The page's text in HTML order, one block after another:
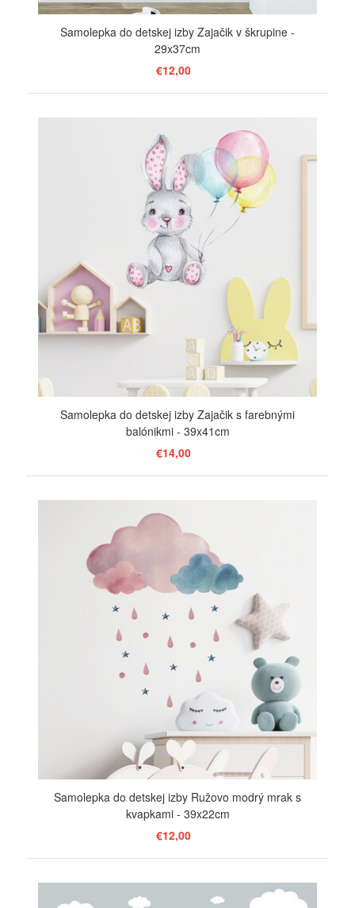
Samolepka do detskej izby Zajačik v škrupine -
29x37cm
€12,00
Samolepka do detskej izby Zajačik s farebnými
balónikmi - 39x41cm
€14,00
Samolepka do detskej izby Ružovo modrý mrak s
kvapkami - 39x22cm
€12,00
ZOBRAZIŤ